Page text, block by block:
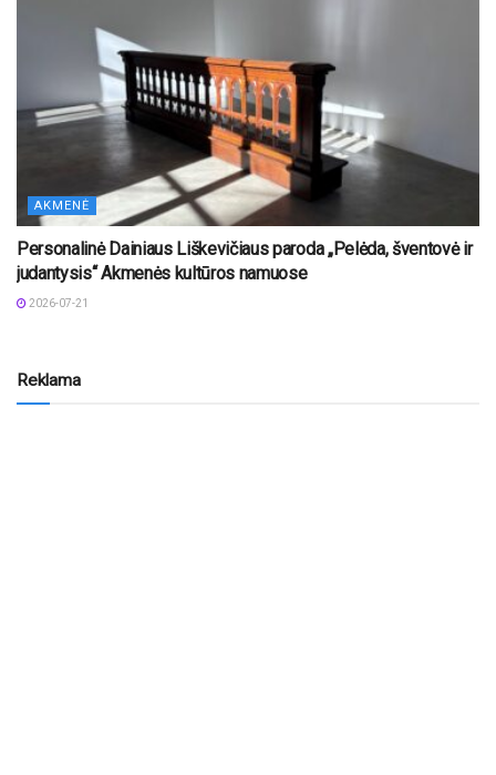
AKMENĖ
Personalinė Dainiaus Liškevičiaus paroda „Pelėda, šventovė ir
judantysis“ Akmenės kultūros namuose
2026-07-21
Reklama